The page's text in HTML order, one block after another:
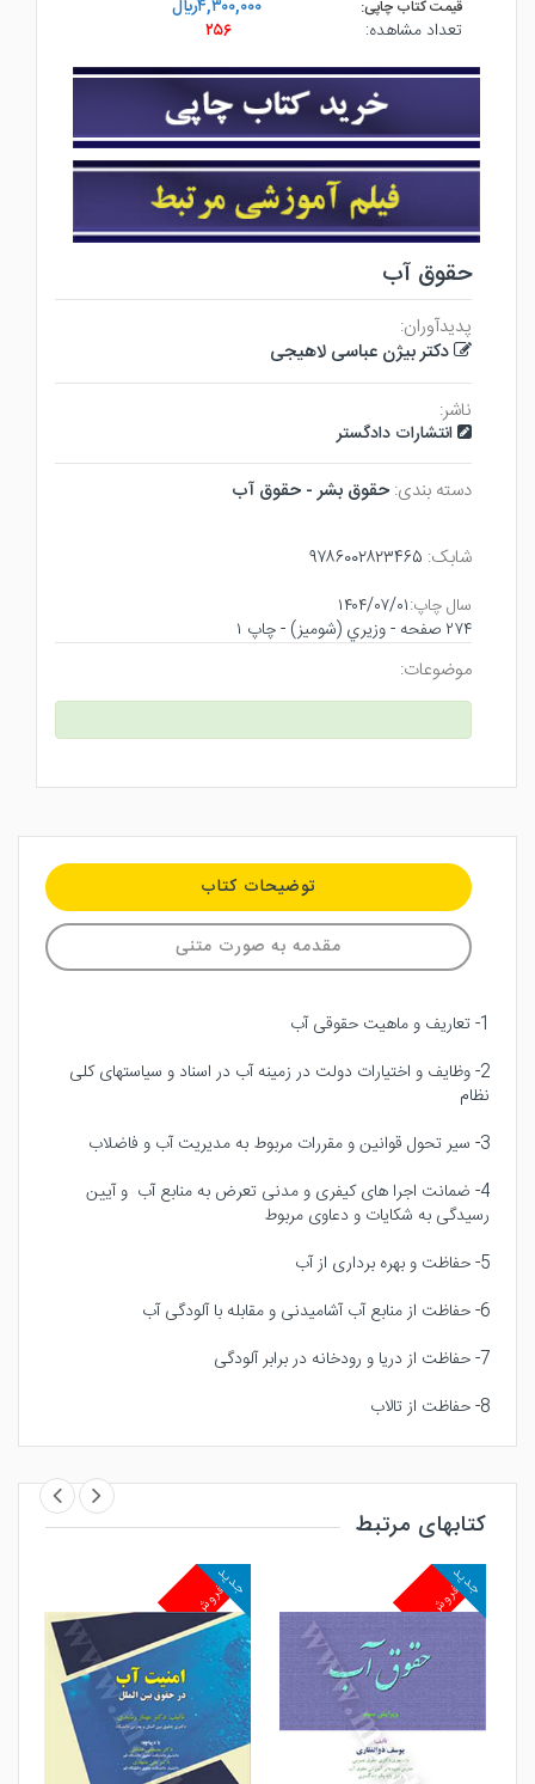
قیمت کتاب چاپی:
۴,۳۰۰,۰۰۰ريال
تعداد مشاهده:
۲۵۶
حقوق آب
پدیدآوران:
دکتر بیژن عباسی لاهیجی
ناشر:
انتشارات دادگستر
دسته بندی: حقوق بشر - حقوق آب
شابک: ۹۷۸۶۰۰۲۸۲۳۴۶۵
سال چاپ:۱۴۰۴/۰۷/۰۱
۲۷۴ صفحه - وزيري (شوميز) - چاپ ۱
موضوعات:
توضیحات کتاب
مقدمه به صورت متنی
1- تعاریف و ماهیت حقوقی آب
2- وظایف و اختیارات دولت در زمینه آب در اسناد و سیاستهای کلی
نظام
3- سیر تحول قوانین و مقررات مربوط به مدیریت آب و فاضلاب
4- ضمانت اجرا های کیفری و مدنی تعرض به منابع آب و آیین
رسیدگی به شکایات و دعاوی مربوط
5- حفاظت و بهره برداری از آب
6- حفاظت از منابع آب آشامیدنی و مقابله با آلودگی آب
7- حفاظت از دریا و رودخانه در برابر آلودگی
8- حفاظت از تالاب
کتابهای مرتبط
پرفروش
جدید پرفروش
جدید